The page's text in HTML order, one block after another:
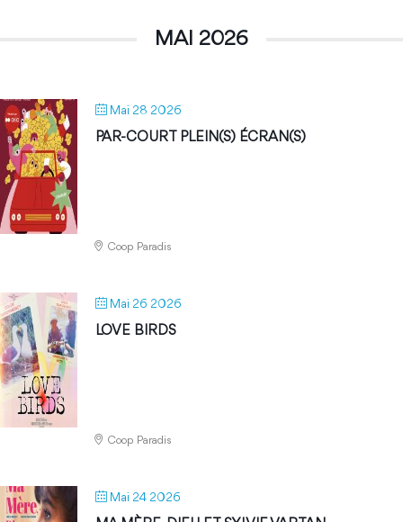
MAI 2026
Mai 28 2026
PAR-COURT PLEIN(S) ÉCRAN(S)
Coop Paradis
Mai 26 2026
LOVE BIRDS
Coop Paradis
Mai 24 2026